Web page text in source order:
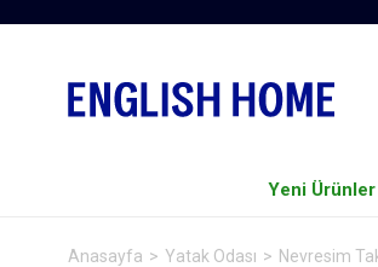
Yeni Ürünler
Anasayfa Yatak Odası Nevresim